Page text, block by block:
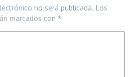
no será publicada. Los
marcados con *